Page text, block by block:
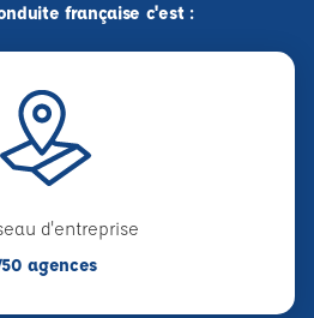
française c'est :
d'entreprise
agences